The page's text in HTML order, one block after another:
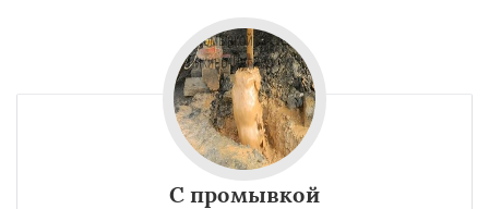
С промывкой